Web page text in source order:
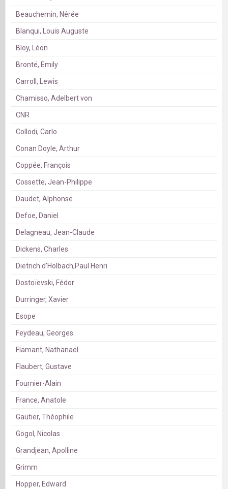
Beauchemin, Nérée
Blanqui, Louis Auguste
Bloy, Léon
Brontë, Emily
Carroll, Lewis
Chamisso, Adelbert von
CNR
Collodi, Carlo
Conan Doyle, Arthur
Coppée, François
Cossette, Jean-Philippe
Daudet, Alphonse
Defoe, Daniel
Delagneau, Jean-Claude
Dickens, Charles
Dietrich d'Holbach,Paul Henri
Dostoïevski, Fédor
Durringer, Xavier
Esope
Feydeau, Georges
Flamant, Nathanaël
Flaubert, Gustave
Fournier-Alain
France, Anatole
Gautier, Théophile
Gogol, Nicolas
Grandjean, Apolline
Grimm
Hopper, Edward